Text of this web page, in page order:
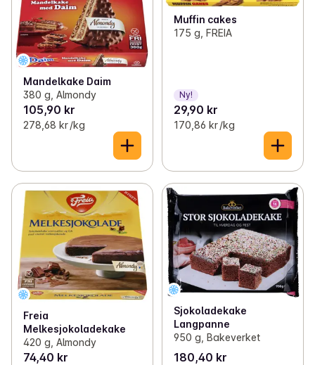
Mandelkake Daim
380 g, Almondy
105,90 kr
278,68 kr /kg
Muffin cakes
175 g, FREIA
Ny!
29,90 kr
170,86 kr /kg
Freia
Melkesjokoladekake
420 g, Almondy
74,40 kr
Sjokoladekake
Langpanne
950 g, Bakeverket
180,40 kr